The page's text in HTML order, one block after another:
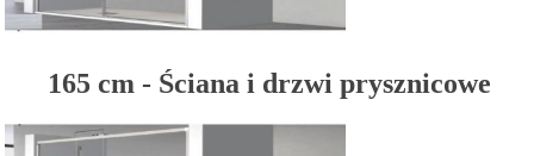
165 cm - Ściana i drzwi prysznicowe